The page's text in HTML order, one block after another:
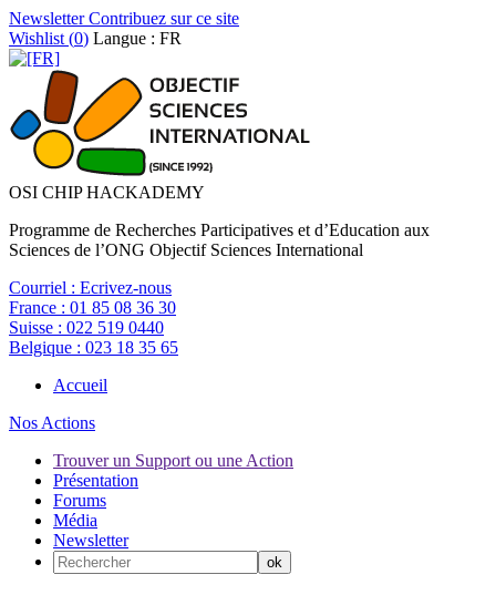
NewsletterContribuez sur ce site
Wishlist (0) Langue : FR
OSI CHIP HACKADEMY
Programme de Recherches Participatives et d’Education aux
Sciences de l’ONG Objectif Sciences International
Courriel : Ecrivez-nous
France : 01 85 08 36 30
Suisse : 022 519 0440
Belgique : 023 18 35 65
Accueil
Nos Actions
Trouver un Support ou une Action
Présentation
Forums
Média
Newsletter